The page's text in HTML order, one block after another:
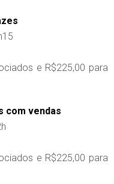
e R$225,00 para
com vendas
e R$225,00 para